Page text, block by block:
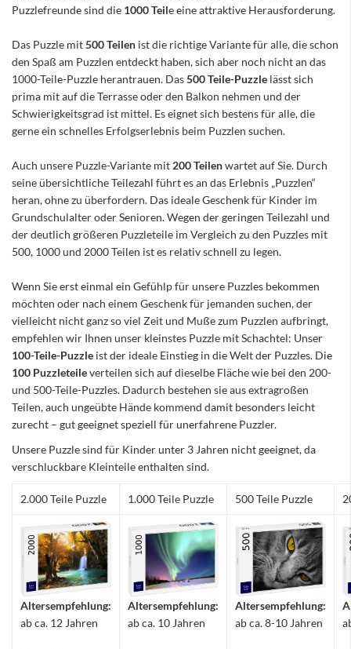
Puzzlefreunde sind die 1000 Teile eine attraktive Herausforderung.
Das Puzzle mit500 Teilen ist die richtige Variante für alle, die schon
den Spaß am Puzzlen entdeckt haben, sich aber noch nicht an das
1000-Teile-Puzzle herantrauen. Das500 Teile-Puzzle lässt sich
prima mit auf die Terrasse oder den Balkon nehmen und der
Schwierigkeitsgrad ist mittel. Es eignet sich bestens für alle, die
gerne ein schnelles Erfolgserlebnis beim Puzzlen suchen.
Auch unsere Puzzle-Variante mit 200 Teilenwartet auf Sie. Durch
seine übersichtliche Teilezahl führt es an das Erlebnis „Puzzlen“
heran, ohne zu überfordern. Das ideale Geschenk für Kinder im
Grundschulalter oder Senioren. Wegen der geringen Teilezahl und
der deutlich größeren Puzzleteile im Vergleich zu den Puzzles mit
500, 1000 und 2000 Teilen ist es relativ schnell zu legen.
Wenn Sie erst einmal ein Gefühlp für unsere Puzzles bekommen
möchten oder nach einem Geschenk für jemanden suchen, der
vielleicht nicht ganz so viel Zeit und Muße zum Puzzlen aufbringt,
empfehlen wir Ihnen unser kleinstes Puzzle mit Schachtel: Unser
100-Teile-Puzzle ist der ideale Einstieg in die Welt der Puzzles. Die
100 Puzzleteileverteilen sich auf dieselbe Fläche wie bei den 200-
und 500-Teile-Puzzles. Dadurch bestehen sie aus extragroßen
Teilen, auch ungeübte Hände kommend damit besonders leicht
zurecht – gut geeignet speziell für unerfahrene Puzzler.
Unsere Puzzle sind für Kinder unter 3 Jahren nicht geeignet, da
verschluckbare Kleinteile enthalten sind.
2.000 Teile Puzzle 1.000 Teile Puzzle 500 Teile Puzzle
Altersempfehlung:
ab ca. 12 Jahren
Altersempfehlung:
ab ca. 10 Jahren
Altersempfehlung:
ab ca. 8-10 Jahren